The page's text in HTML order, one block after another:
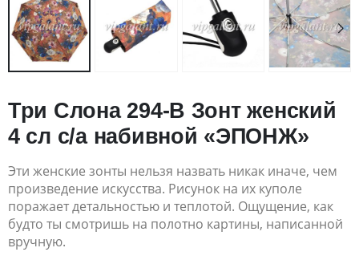
Три Слона 294-B Зонт женский
4 сл с/а набивной «ЭПОНЖ»
Эти женские зонты нельзя назвать никак иначе, чем
произведение искусства. Рисунок на их куполе
поражает детальностью и теплотой. Ощущение, как
будто ты смотришь на полотно картины, написанной
вручную.